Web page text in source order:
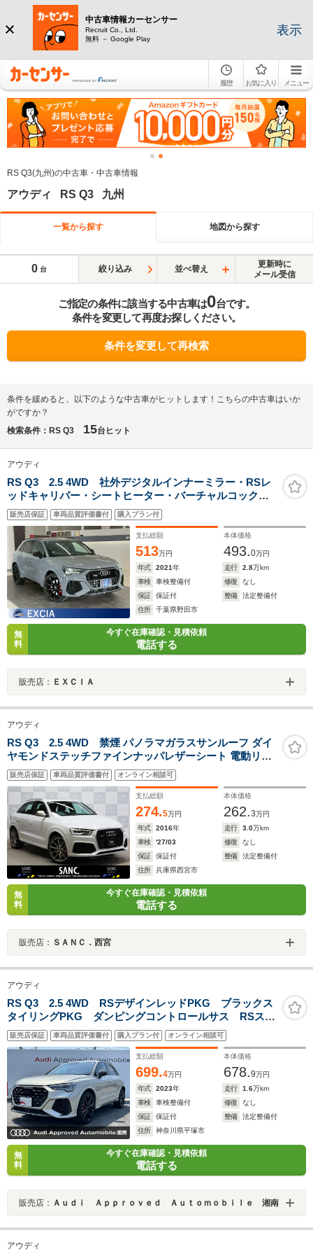
中古車情報カーセンサー
Recruit Co., Ltd.
無料 － Google Play
表示
履歴 お気に入り メニュー
RS Q3(九州)の中古車・中古車情報
アウディ RS Q3 九州
一覧から探す 地図から探す
0 台 絞り込み 並べ替え
更新時に
メール受信
ご指定の条件に該当する中古車は0台です。
条件を変更して再度お探しください。
条件を変更して再検索
条件を緩めると、以下のような中古車がヒットします！こちらの中古車はいか
がですか？
検索条件：RS Q3
15台ヒット
アウディ
RS Q3 2.5 4WD 社外デジタルインナーミラー・RSレ
ッドキャリパー・シートヒーター・バーチャルコックピ
ット・マトリックスLEDヘッドライト
販売店保証 車両品質評価書付 購入プラン付
支払総額
513万円
本体価格
493.0万円
年式
2021年 走行 2.8万km
車検
車検整備付 修復
なし
保証
保証付 整備
法定整備付
住所
千葉県野田市
無
料
今すぐ在庫確認・見積依頼
電話する
販売店： ＥＸＣＩＡ
アウディ
RS Q3 2.5 4WD 禁煙 パノラマガラスサンルーフ ダイ
ヤモンドステッチファインナッパレザーシート 電動リア
ゲート 直列5気筒2.5リッターターボ RS専用エクステリア
ベルハウジング別体式ウェーブ&ドリルドFブレーキロー
ター 20AW
販売店保証 車両品質評価書付 オンライン相談可
支払総額
274.5万円
本体価格
262.3万円
年式
2016年 走行 3.0万km
車検
'27/03 修復
なし
保証
保証付 整備
法定整備付
住所
兵庫県西宮市
無
料
今すぐ在庫確認・見積依頼
電話する
販売店： ＳＡＮＣ．西宮
アウディ
RS Q3 2.5 4WD RSデザインレッドPKG ブラックス
タイリングPKG ダンピングコントロールサス RSスポ
ーツエキゾースト OP21インチAW SONOS エクステ
リアカーボン レッドキャリパー 1オーナー
販売店保証 車両品質評価書付 購入プラン付 オンライン相談可
支払総額
699.4万円
本体価格
678.9万円
年式
2023年 走行 1.6万km
車検
車検整備付 修復
なし
保証
保証付 整備
法定整備付
住所
神奈川県平塚市
無
料
今すぐ在庫確認・見積依頼
電話する
販売店： Ａｕｄｉ Ａｐｐｒｏｖｅｄ Ａｕｔｏｍｏｂｉｌｅ 湘南
アウディ